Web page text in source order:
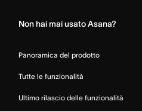
Non hai mai usato Asana?
Panoramica del prodotto
Tutte le funzionalità
Ultimo rilascio delle funzionalità